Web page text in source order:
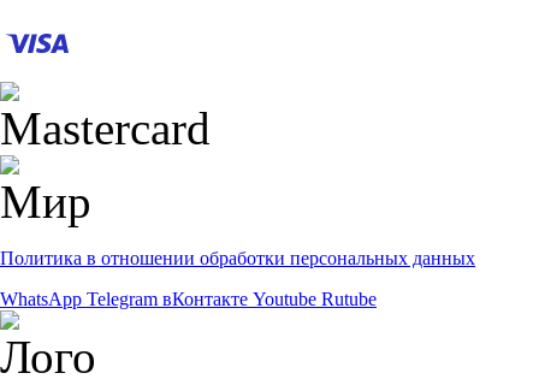
Политика в отношении обработки персональных данных
WhatsApp Telegram вКонтакте Youtube Rutube